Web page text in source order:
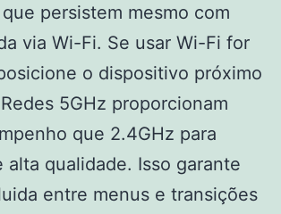
persistem mesmo com
via Wi-Fi. Se usar Wi-Fi for
o dispositivo próximo
5GHz proporcionam
que 2.4GHz para
alta qualidade. Isso garante
entre menus e transições